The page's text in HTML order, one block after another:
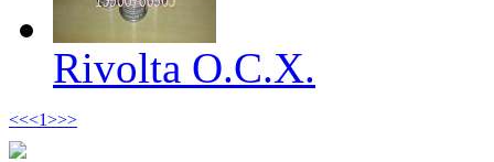
Rivolta O.C.X.
<<<1>>>